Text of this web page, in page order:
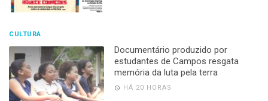
CULTURA
Documentário produzido por
estudantes de Campos resgata
memória da luta pela terra
HÁ 20 HORAS